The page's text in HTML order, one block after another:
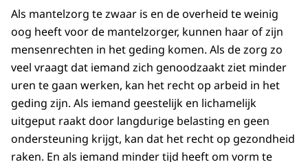
Als mantelzorg te zwaar is en de overheid te weinig
oog heeft voor de mantelzorger, kunnen haar of zijn
mensenrechten in het geding komen. Als de zorg zo
veel vraagt dat iemand zich genoodzaakt ziet minder
uren te gaan werken, kan het recht op arbeid in het
geding zijn. Als iemand geestelijk en lichamelijk
uitgeput raakt door langdurige belasting en geen
ondersteuning krijgt, kan dat het recht op gezondheid
raken. En als iemand minder tijd heeft om vorm te